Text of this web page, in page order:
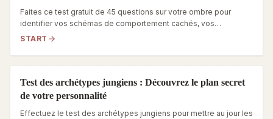
Faites ce test gratuit de 45 questions sur votre ombre pour
identifier vos schémas de comportement cachés, vos
déclencheurs quotidiens et des actions concrètes d’évolution.
START
Test des archétypes jungiens : Découvrez le plan secret
de votre personnalité
Effectuez le test des archétypes jungiens pour mettre au jour les